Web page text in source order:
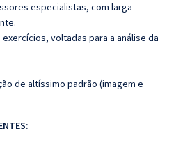
especialistas, com larga
voltadas para a análise da
de altíssimo padrão (imagem e